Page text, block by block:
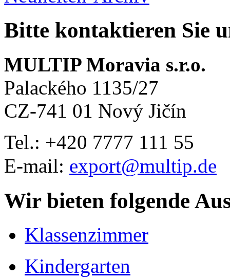
Bitte kontaktieren Sie
MULTIP Moravia s.r.o.
Palackého 1135/27
CZ-741 01 Nový Jičín
Tel.: +420 7777 111 55
E-mail: export@multip.de
Wir bieten folgende
Klassenzimmer
Kindergarten